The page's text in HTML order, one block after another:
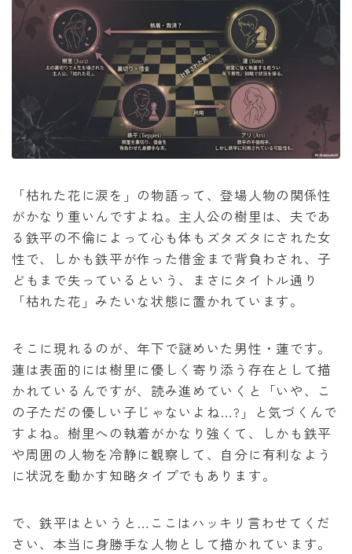
「枯れた花に涙を」の物語って、登場人物の関係性
がかなり重いんですよね。主人公の樹里は、夫であ
る鉄平の不倫によって心も体もズタズタにされた女
性で、しかも鉄平が作った借金まで背負わされ、子
どもまで失っているという、まさにタイトル通り
「枯れた花」みたいな状態に置かれています。
そこに現れるのが、年下で謎めいた男性・蓮です。
蓮は表面的には樹里に優しく寄り添う存在として描
かれているんですが、読み進めていくと「いや、こ
の子ただの優しい子じゃないよね…?」と気づくんで
すよね。樹里への執着がかなり強くて、しかも鉄平
や周囲の人物を冷静に観察して、自分に有利なよう
に状況を動かす知略タイプでもあります。
で、鉄平はというと…ここはハッキリ言わせてくだ
さい、本当に身勝手な人物として描かれています。